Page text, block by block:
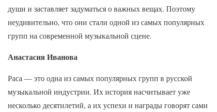
души и заставляет задуматься о важных вещах. Поэтому
неудивительно, что они стали одной из самых популярных
групп на современной музыкальной сцене.
Анастасия Иванова
Раса — это одна из самых популярных групп в русской
музыкальной индустрии. Их история насчитывает уже
несколько десятилетий, а их успехи и награды говорят сами